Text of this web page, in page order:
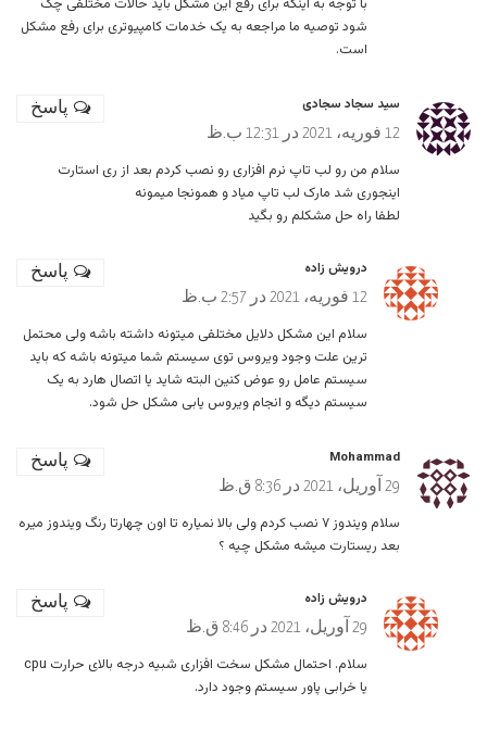
شود توصیه ما مراجعه به یک خدمات کامپیوتری برای رفع مشکل
است.
سید سجاد سجادی
12 فوریه، 2021 در 12:31 ب.ظ
سلام من رو لب تاپ نرم افزاری رو نصب کردم بعد از ری استارت
اینجوری شد مارک لب تاپ میاد و همونجا میمونه
لطفا راه حل مشکلم رو بگید
پاسخ
درویش زاده
12 فوریه، 2021 در 2:57 ب.ظ
سلام این مشکل دلایل مختلفی میتونه داشته باشه ولی محتمل
ترین علت وجود ویروس توی سیستم شما میتونه باشه که باید
سیستم عامل رو عوض کنین البته شاید یا اتصال هارد به یک
سیستم دیگه و انجام ویروس یابی مشکل حل شود.
پاسخ
Mohammad
29 آوریل، 2021 در 8:36 ق.ظ
سلام ویندوز ۷ نصب کردم ولی بالا نمیاره تا اون چهارتا رنگ ویندوز میره
بعد ریستارت میشه مشکل چیه ؟
پاسخ
درویش زاده
29 آوریل، 2021 در 8:46 ق.ظ
سلام. احتمال مشکل سخت افزاری شبیه درجه بالای حرارت cpu
یا خرابی پاور سیستم وجود دارد.
پاسخ